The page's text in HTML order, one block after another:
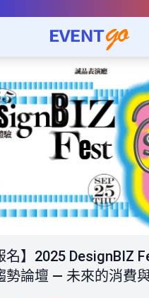
名】2025 DesignBIZ
勢論壇 — 未來的消費